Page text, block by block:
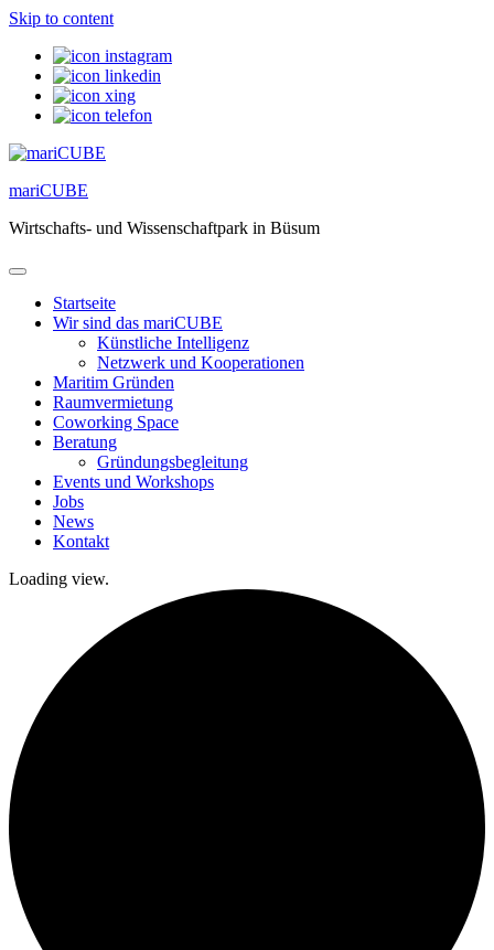
Skip to content
mariCUBE
Wirtschafts- und Wissenschaftpark in Büsum
Startseite
Wir sind das mariCUBE
Künstliche Intelligenz
Netzwerk und Kooperationen
Maritim Gründen
Raumvermietung
Coworking Space
Beratung
Gründungsbegleitung
Events und Workshops
Jobs
News
Kontakt
Loading view.